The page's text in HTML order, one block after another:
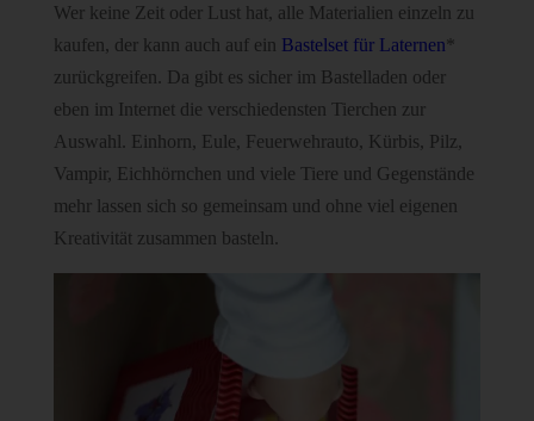
Wer keine Zeit oder Lust hat, alle Materialien einzeln zu
kaufen, der kann auch auf ein Bastelset für Laternen
zurückgreifen. Da gibt es sicher im Bastelladen oder
eben im Internet die verschiedensten Tierchen zur
Auswahl. Einhorn, Eule, Feuerwehrauto, Kürbis, Pilz,
Vampir, Eichhörnchen und viele Tiere und Gegenstände
mehr lassen sich so gemeinsam und ohne viel eigenen
Kreativität zusammen basteln.